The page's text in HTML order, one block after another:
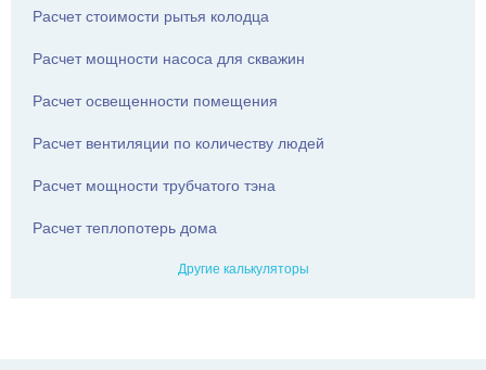
Расчет стоимости рытья колодца
Расчет мощности насоса для скважин
Расчет освещенности помещения
Расчет вентиляции по количеству людей
Расчет мощности трубчатого тэна
Расчет теплопотерь дома
Другие калькуляторы